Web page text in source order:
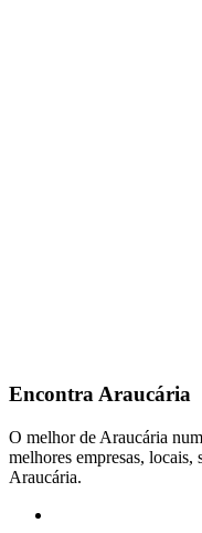
Encontra Araucária
O melhor de Araucária
melhores empresas,
Araucária.